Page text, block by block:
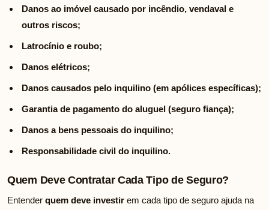
Danos ao imóvel causado por incêndio, vendaval e
outros riscos;
Latrocínio e roubo;
Danos elétricos;
Danos causados pelo inquilino (em apólices específicas);
Garantia de pagamento do aluguel (seguro fiança);
Danos a bens pessoais do inquilino;
Responsabilidade civil do inquilino.
Quem Deve Contratar Cada Tipo de Seguro?
Entender quem deve investir em cada tipo de seguro ajuda na